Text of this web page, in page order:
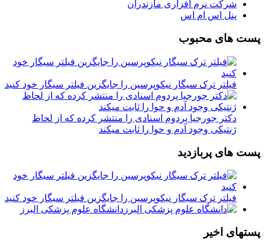
شرکت نرم افزاری مازندران
پنل اس ام اس
پست های محبوب
فیلتر ترک سیگار نیکوپرسین را جایگزین فیلتر سیگار خود کنید
دکتر جورجیا پردوم اسنادی را منتشر کرده که از لحاظ
ژنتیکی وجود آدم و حوا را ثابت میکند
پست های پربازدید
فیلتر ترک سیگار نیکوپرسین را جایگزین فیلتر سیگار خود کنید
دانشگاه علوم پزشکی البرز
پستهای اخیر